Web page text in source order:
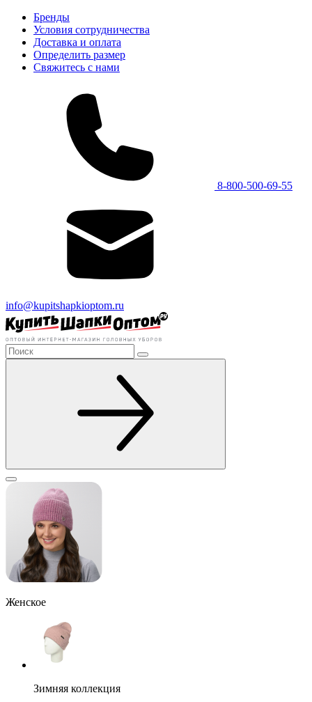
Бренды
Условия сотрудничества
Доставка и оплата
Определить размер
Свяжитесь с нами
8-800-500-69-55
info@kupitshapkioptom.ru
Женское
Зимняя коллекция